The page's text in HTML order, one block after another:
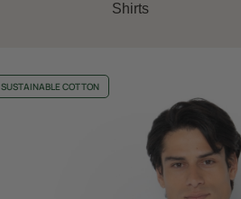
Shirts
SUSTAINABLE COTTON